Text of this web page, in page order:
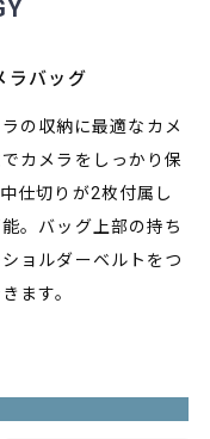
ラバッグ
の収納に最適なカメ
カメラをしっかり保
仕切りが2枚付属し
。バッグ上部の持ち
ョルダーベルトをつ
ます。